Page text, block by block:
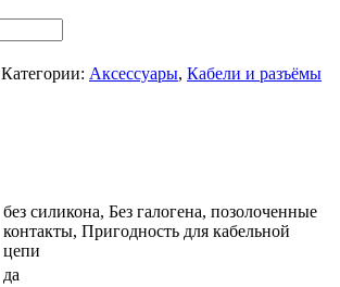
Категории: Аксессуары, Кабели и разъёмы
без силикона, Без галогена, позолоченные
контакты, Пригодность для кабельной
цепи
да